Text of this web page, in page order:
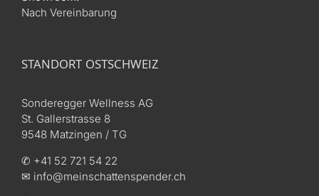
Nach Vereinbarung
STANDORT OSTSCHWEIZ
Sonderegger Wellness AG
St. Gallerstrasse 8
9548 Matzingen / TG
✆ +41 52 721 54 22
✉ info@meinschattenspender.ch